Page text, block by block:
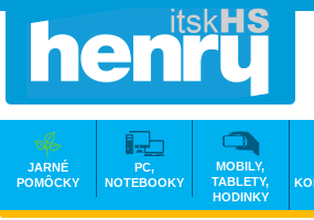
JARNÉ
POMÔCKY
PC,
NOTEBOOKY
MOBILY,
TABLETY,
HODINKY